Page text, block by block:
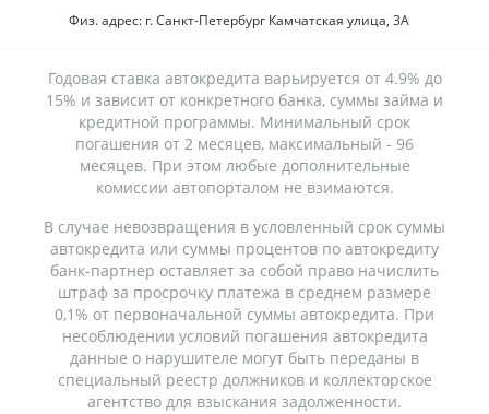
Физ. адрес: г. Санкт-Петербург Камчатская улица, 3А
Годовая ставка автокредита варьируется от 4.9% до
15% и зависит от конкретного банка, суммы займа и
кредитной программы. Минимальный срок
погашения от 2 месяцев, максимальный - 96
месяцев. При этом любые дополнительные
комиссии автопорталом не взимаются.
В случае невозвращения в условленный срок суммы
автокредита или суммы процентов по автокредиту
банк-партнер оставляет за собой право начислить
штраф за просрочку платежа в среднем размере
0,1% от первоначальной суммы автокредита. При
несоблюдении условий погашения автокредита
данные о нарушителе могут быть переданы в
специальный реестр должников и коллекторское
агентство для взыскания задолженности.